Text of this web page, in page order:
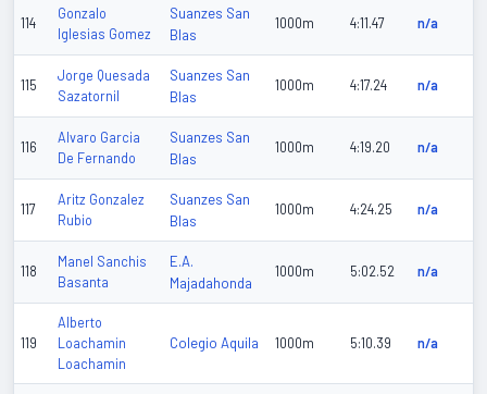
114
Gonzalo
Iglesias Gomez
Suanzes San
Blas
1000m 4:11.47 n/a
115
Jorge Quesada
Sazatornil
Suanzes San
Blas
1000m 4:17.24 n/a
116
Alvaro Garcia
De Fernando
Suanzes San
Blas
1000m 4:19.20 n/a
117
Aritz Gonzalez
Rubio
Suanzes San
Blas
1000m 4:24.25 n/a
118
Manel Sanchis
Basanta
E.A.
Majadahonda
1000m 5:02.52 n/a
119
Alberto
Loachamin
Loachamin
Colegio Aquila 1000m 5:10.39 n/a